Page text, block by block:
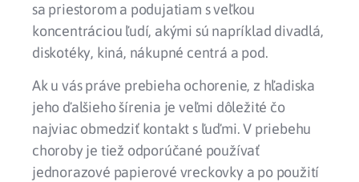
sa priestorom a podujatiam s veľkou
koncentráciou ľudí, akými sú napríklad divadlá,
diskotéky, kiná, nákupné centrá a pod.
Ak u vás práve prebieha ochorenie, z hľadiska
jeho ďalšieho šírenia je veľmi dôležité čo
najviac obmedziť kontakt s ľuďmi. V priebehu
choroby je tiež odporúčané používať
jednorazové papierové vreckovky a po použití